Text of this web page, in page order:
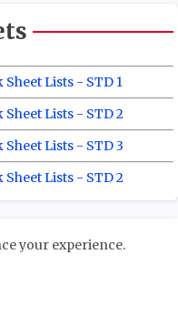
Sheet Lists - STD 1
Sheet Lists - STD 2
Sheet Lists - STD 3
Sheet Lists - STD 2
your experience.